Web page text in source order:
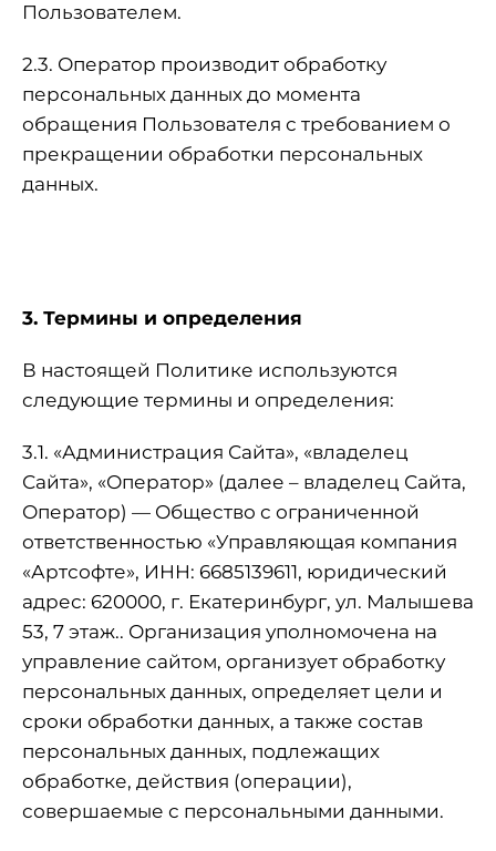
Пользователем.
2.3. Оператор производит обработку
персональных данных до момента
обращения Пользователя с требованием о
прекращении обработки персональных
данных.
3. Термины и определения
В настоящей Политике используются
следующие термины и определения:
3.1. «Администрация Сайта», «владелец
Сайта», «Оператор» (далее – владелец Сайта,
Оператор) — Общество с ограниченной
ответственностью «Управляющая компания
«Артсофте», ИНН: 6685139611, юридический
адрес: 620000, г. Екатеринбург, ул. Малышева
53, 7 этаж.. Организация уполномочена на
управление сайтом, организует обработку
персональных данных, определяет цели и
сроки обработки данных, а также состав
персональных данных, подлежащих
обработке, действия (операции),
совершаемые с персональными данными.